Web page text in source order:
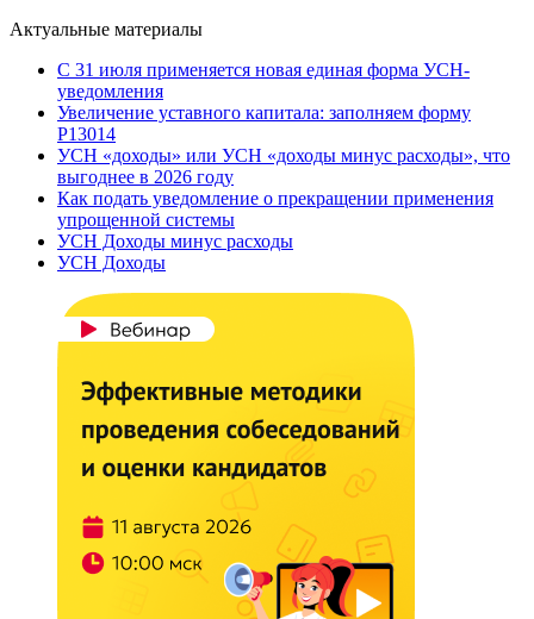
Актуальные материалы
С 31 июля применяется новая единая форма УСН-
уведомления
Увеличение уставного капитала: заполняем форму
Р13014
УСН «доходы» или УСН «доходы минус расходы», что
выгоднее в 2026 году
Как подать уведомление о прекращении применения
упрощенной системы
УСН Доходы минус расходы
УСН Доходы